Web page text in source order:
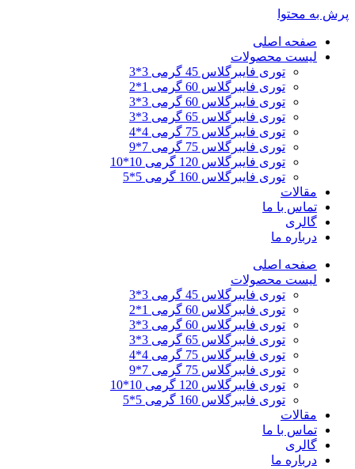
پرش به محتوا
صفحه اصلی
لیست محصولات
توری فایبرگلاس 45 گرمی 3*3
توری فایبرگلاس 60 گرمی 1*2
توری فایبرگلاس 60 گرمی 3*3
توری فایبرگلاس 65 گرمی 3*3
توری فایبرگلاس 75 گرمی 4*4
توری فایبرگلاس 75 گرمی 7*9
توری فایبرگلاس 120 گرمی 10*10
توری فایبرگلاس 160 گرمی 5*5
مقالات
تماس با ما
گالری
درباره ما
صفحه اصلی
لیست محصولات
توری فایبرگلاس 45 گرمی 3*3
توری فایبرگلاس 60 گرمی 1*2
توری فایبرگلاس 60 گرمی 3*3
توری فایبرگلاس 65 گرمی 3*3
توری فایبرگلاس 75 گرمی 4*4
توری فایبرگلاس 75 گرمی 7*9
توری فایبرگلاس 120 گرمی 10*10
توری فایبرگلاس 160 گرمی 5*5
مقالات
تماس با ما
گالری
درباره ما